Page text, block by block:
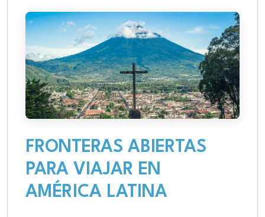
FRONTERAS ABIERTAS
PARA VIAJAR EN
AMÉRICA LATINA